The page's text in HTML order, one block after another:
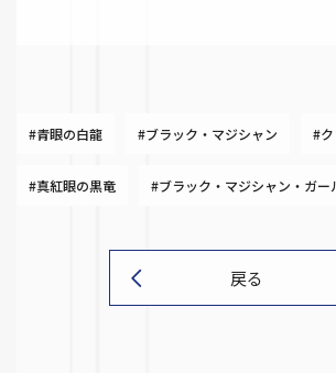
#青眼の白龍 #ブラック・マジシャン #
#真紅眼の黒竜 #ブラック・マジシャン・ガー
戻る